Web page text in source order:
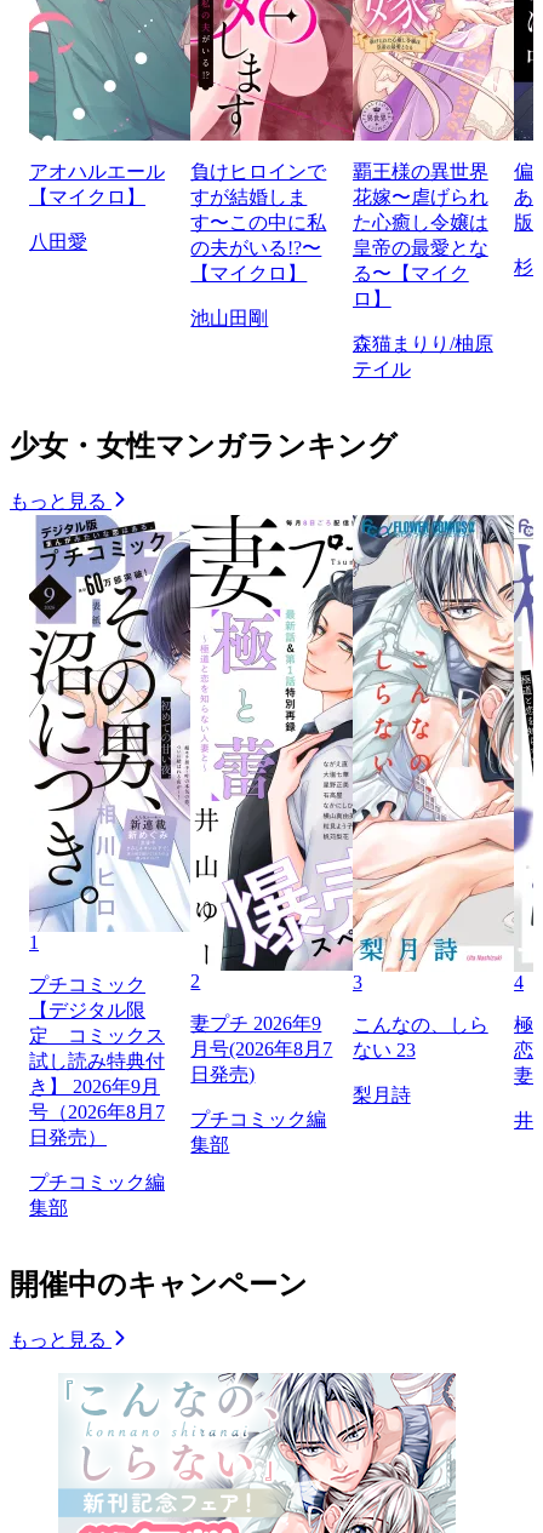
アオハルエール
【マイクロ】
八田愛
負けヒロインで
すが結婚しま
す〜この中に私
の夫がいる!?〜
【マイクロ】
池山田剛
覇王様の異世界
花嫁〜虐げられ
た心癒し令嬢は
皇帝の最愛とな
る〜【マイク
ロ】
森猫まりり/柚原
テイル
偏
あ
版
杉
少女・女性マンガランキング
もっと見る
1
プチコミック
【デジタル限
定 コミックス
試し読み特典付
き】 2026年9月
号（2026年8月7
日発売）
プチコミック編
集部
2
妻プチ 2026年9
月号(2026年8月7
日発売)
プチコミック編
集部
3
こんなの、しら
ない 23
梨月詩
4
極
恋
妻
井
開催中のキャンペーン
もっと見る